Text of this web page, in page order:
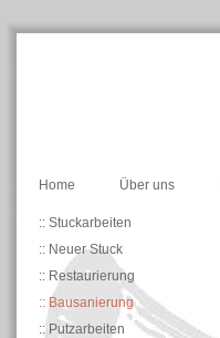
Home Über uns
:: Stuckarbeiten
:: Neuer Stuck
:: Restaurierung
:: Bausanierung
:: Putzarbeiten